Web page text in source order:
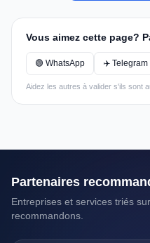
Vous aimez cette page?
🟢 WhatsApp ✈️ Telegram
Aidez les autres à valider s'ils sont
Partenaires
Entreprises et services triés
recommandons.